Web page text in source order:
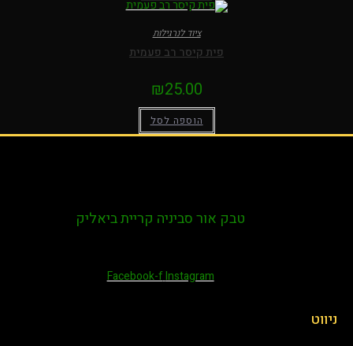
ציוד לנרגילות
פית קיסר רב פעמית
₪25.00
הוספה לסל
טבק אור סביניה קריית ביאליק
Facebook-fInstagram
ניווט